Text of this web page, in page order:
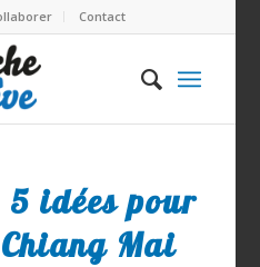
Contact
idées pour
Mai